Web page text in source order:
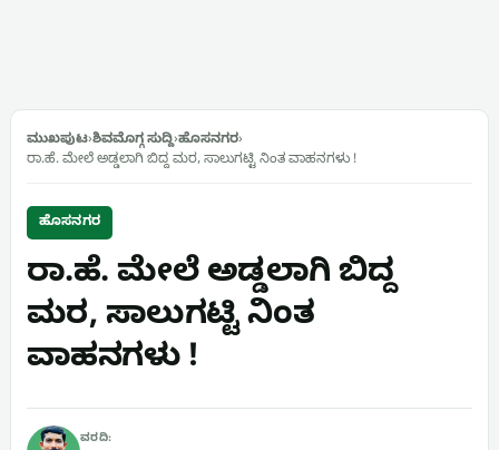
ಮುಖಪುಟ›ಶಿವಮೊಗ್ಗ ಸುದ್ದಿ›ಹೊಸನಗರ›
ರಾ.ಹೆ. ಮೇಲೆ ಅಡ್ಡಲಾಗಿ ಬಿದ್ದ ಮರ, ಸಾಲುಗಟ್ಟಿ ನಿಂತ ವಾಹನಗಳು !
ಹೊಸನಗರ
ರಾ.ಹೆ. ಮೇಲೆ ಅಡ್ಡಲಾಗಿ ಬಿದ್ದ
ಮರ, ಸಾಲುಗಟ್ಟಿ ನಿಂತ
ವಾಹನಗಳು !
ವರದಿ: